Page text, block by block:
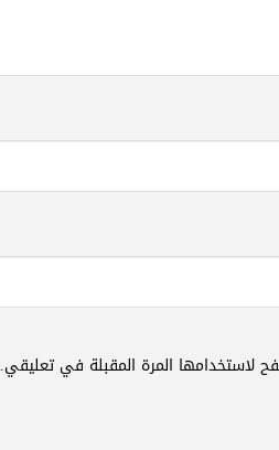
لاستخدامها المرة المقبلة في تعليقي.